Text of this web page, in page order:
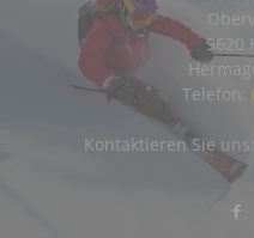
9620
Telefon:
Kontaktieren Sie uns: